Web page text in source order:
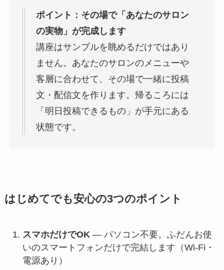
ポイント：その場で「あなたのサロン
の実物」が完成します
講座はサンプルを眺めるだけではあり
ません。あなたのサロンのメニューや
客層に合わせて、その場で一緒に投稿
文・配信文を作ります。帰るころには
「明日投稿できるもの」が手元にある
状態です。
はじめてでも安心の3つのポイント
スマホだけでOK— パソコン不要。ふだんお使
いのスマートフォンだけで完結します（Wi-Fi・
電源あり）